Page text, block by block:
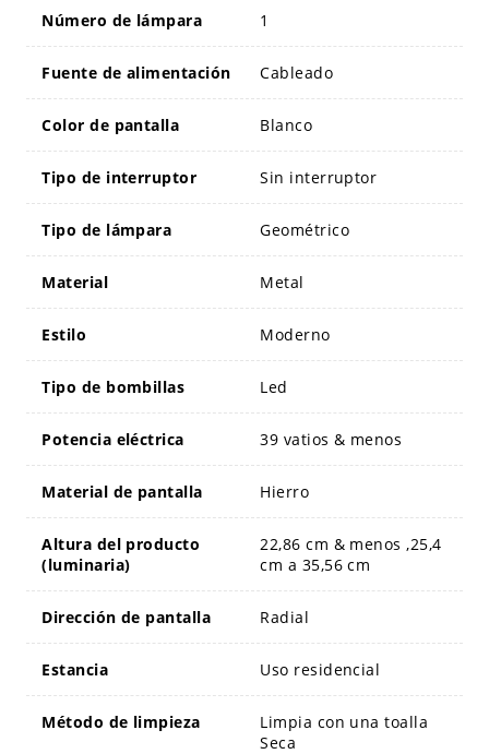
Número de lámpara 1
Fuente de alimentación Cableado
Color de pantalla Blanco
Tipo de interruptor Sin interruptor
Tipo de lámpara Geométrico
Material Metal
Estilo Moderno
Tipo de bombillas Led
Potencia eléctrica 39 vatios & menos
Material de pantalla Hierro
Altura del producto
(luminaria)
22,86 cm & menos ,25,4
cm a 35,56 cm
Dirección de pantalla Radial
Estancia Uso residencial
Método de limpieza
Limpia con una toalla
Seca